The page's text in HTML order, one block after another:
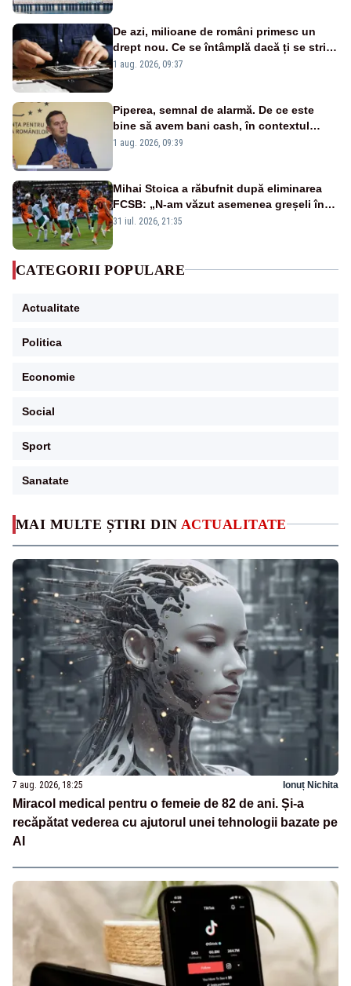
MAI MULTE ȘTIRI DIN ACTUALITATE
7 aug. 2026, 18:25 Ionuț Nichita
Miracol medical pentru o femeie de 82 de ani. Și-a
recăpătat vederea cu ajutorul unei tehnologii bazate pe
AI
De azi, milioane de români primesc un
drept nou. Ce se întâmplă dacă ți se strică
un produs
1 aug. 2026, 09:37
Piperea, semnal de alarmă. De ce este
bine să avem bani cash, în contextul
alertei energetice?
1 aug. 2026, 09:39
Mihai Stoica a răbufnit după eliminarea
FCSB: „N-am văzut asemenea greșeli în
190 de meciuri europene”
31 iul. 2026, 21:35
CATEGORII POPULARE
Actualitate
Politica
Economie
Social
Sport
Sanatate